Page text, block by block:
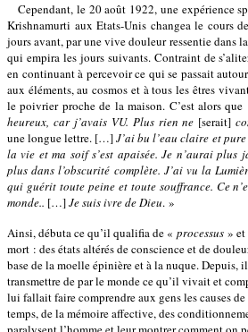
Cependant, le 20 août 1922, une expérience
Krishnamurti aux Etats-Unis changea le cours
jours avant, par une vive douleur ressentie dans
qui empira les jours suivants. Contraint de
en continuant à percevoir ce qui se passait
aux éléments, au cosmos et à tous les êtres
le poivrier proche de la maison. C’est alors que
heureux, car j’avais VU. Plus rien ne [serait]
une longue lettre. […]J’ai bu l’eau claire et
la vie et ma soif s’est apaisée. Je n’aurai plus
plus dans l’obscurité complète. J’ai vu la
qui guérit toute peine et toute souffrance. Ce
monde.. […]Je suis ivre de Dieu. »
Ainsi, débuta ce qu’il qualifia de « processus » et
mort : des états altérés de conscience et de
base de la moelle épinière et à la nuque.
transmettre de par le monde ce qu’il vivait et
lui fallait faire comprendre aux gens les causes
temps, de la mémoire affective, des